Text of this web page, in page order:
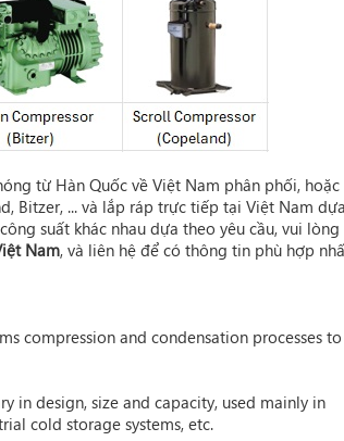
từ Hàn Quốc về Việt Nam phân phối, hoặc
, Bitzer, ... và lắp ráp trực tiếp tại Việt Nam
suất khác nhau dựa theo yêu cầu, vui lòng
Nam, và liên hệ để có thông tin phù hợp
compression and condensation processes to
in design, size and capacity, used mainly in
cold storage systems, etc.